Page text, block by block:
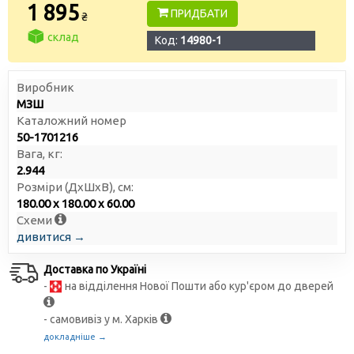
1 895₴
склад
ПРИДБАТИ
Код: 14980-1
Виробник
МЗШ
Каталожний номер
50-1701216
Вага, кг:
2.944
Розміри (ДxШxВ), см:
180.00 x 180.00 x 60.00
Схеми
дивитися →
Доставка по Україні
-
на відділення Нової Пошти або кур'єром до дверей
- самовивіз у м. Харків
докладніше →